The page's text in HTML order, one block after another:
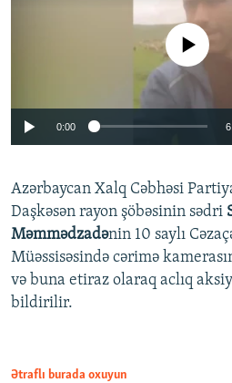
Auto 240p
720p
No media source
0:00
Azərbaycan Xalq Cəbhəsi
Daşkəsən rayon şöbəsinin sədri
Məmmədzadənin 10 saylı
Müəssisəsində cərimə
və buna etiraz olaraq aclıq
bildirilir.
Ətraflı burada oxuyun